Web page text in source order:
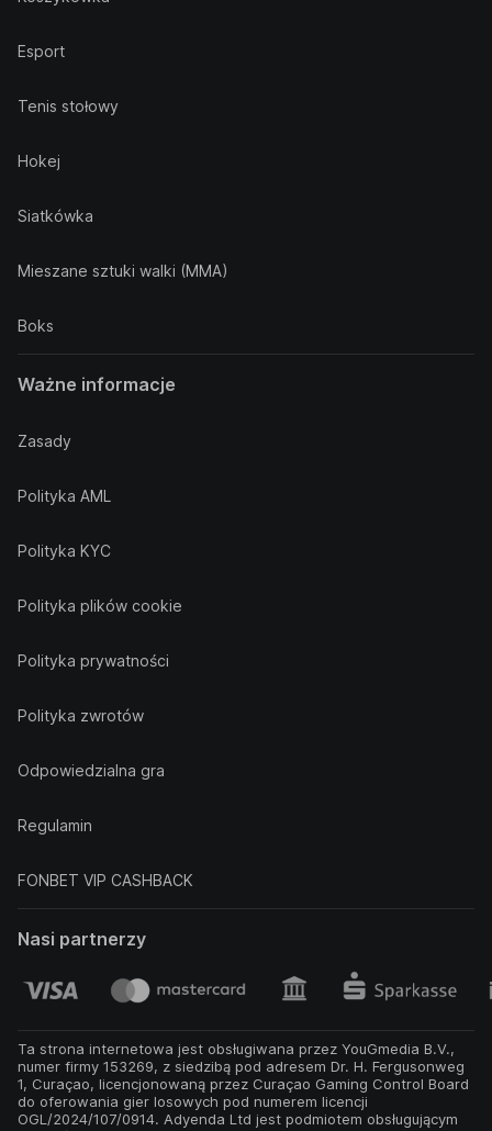
Esport
Tenis stołowy
Hokej
Siatkówka
Mieszane sztuki walki (MMA)
Boks
Ważne informacje
Zasady
Polityka AML
Polityka KYC
Polityka plików cookie
Polityka prywatności
Polityka zwrotów
Odpowiedzialna gra
Regulamin
FONBET VIP CASHBACK
Nasi partnerzy
Ta strona internetowa jest obsługiwana przez YouGmedia B.V.,
numer firmy 153269, z siedzibą pod adresem Dr. H. Fergusonweg
1, Curaçao, licencjonowaną przez Curaçao Gaming Control Board
do oferowania gier losowych pod numerem licencji
OGL/2024/107/0914. Adyenda Ltd jest podmiotem obsługującym